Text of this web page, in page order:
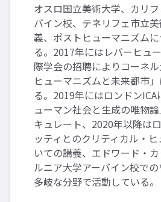
オスロ国立美術大学、カリ
バイン校、テネリフェ市立
義、ポストヒューマニズム
る。2017年にはレバーヒュ
際学会の招聘によりコーネ
ヒューマニズムと未来都市
る。2019年にはロンドン
ューマン社会と生成の唯物
キュレート、2020年以降は
ッティとのクリティカル・
いての講義、エドワード・
ルニア大学アーバイン校で
多岐な分野で活動している。